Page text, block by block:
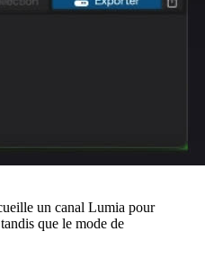
un canal Lumia pour
que le mode de